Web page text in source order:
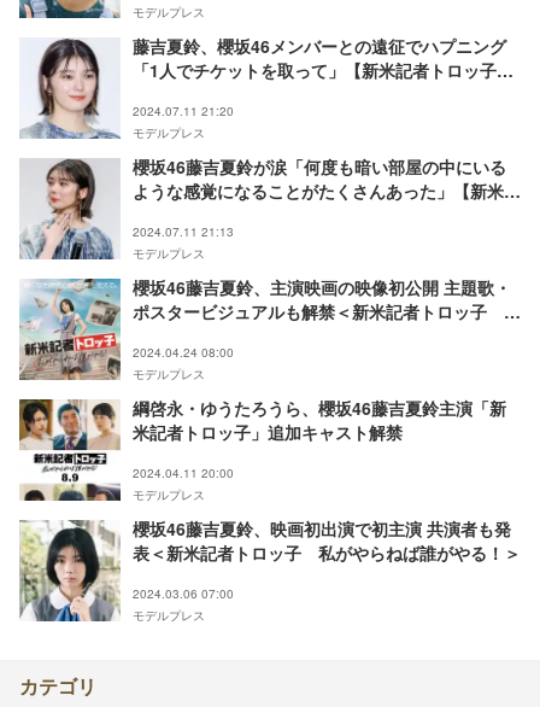
モデルプレス
藤吉夏鈴、櫻坂46メンバーとの遠征でハプニング
「1人でチケットを取って」【新米記者トロッ子
2024.07.11 21:20
モデルプレス
櫻坂46藤吉夏鈴が涙「何度も暗い部屋の中にいる
ような感覚になることがたくさんあった」【新米記
2024.07.11 21:13
モデルプレス
櫻坂46藤吉夏鈴、主演映画の映像初公開 主題歌・
ポスタービジュアルも解禁＜新米記者トロッ子 私
2024.04.24 08:00
モデルプレス
綱啓永・ゆうたろうら、櫻坂46藤吉夏鈴主演「新
米記者トロッ子」追加キャスト解禁
2024.04.11 20:00
モデルプレス
櫻坂46藤吉夏鈴、映画初出演で初主演 共演者も発
表＜新米記者トロッ子 私がやらねば誰がやる！＞
2024.03.06 07:00
モデルプレス
カテゴリ